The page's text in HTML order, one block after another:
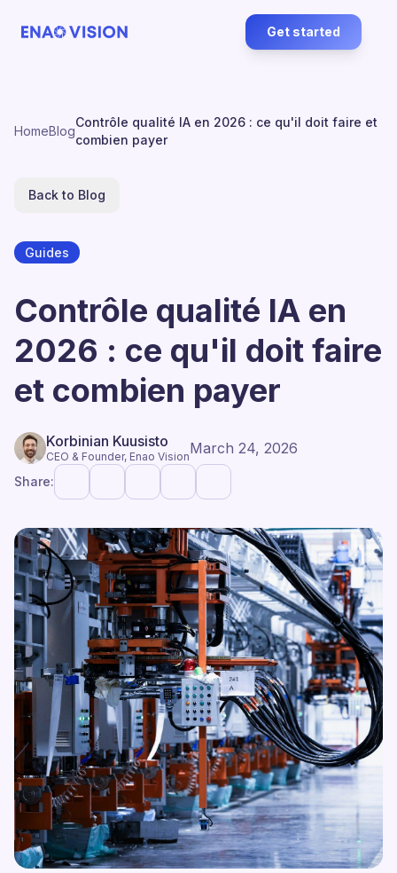
Get started
HomeBlog
Contrôle qualité IA en 2026 : ce qu'il doit faire et
combien payer
Back to Blog
Guides
Contrôle qualité IA en
2026 : ce qu'il doit faire
et combien payer
Korbinian Kuusisto
CEO & Founder, Enao VisionMarch 24, 2026
Share: